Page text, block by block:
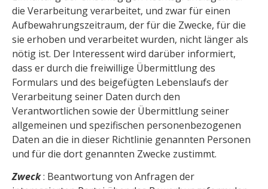
die Verarbeitung verarbeitet, und zwar für einen
Aufbewahrungszeitraum, der für die Zwecke, für die
sie erhoben und verarbeitet wurden, nicht länger als
nötig ist. Der Interessent wird darüber informiert,
dass er durch die freiwillige Übermittlung des
Formulars und des beigefügten Lebenslaufs der
Verarbeitung seiner Daten durch den
Verantwortlichen sowie der Übermittlung seiner
allgemeinen und spezifischen personenbezogenen
Daten an die in dieser Richtlinie genannten Personen
und für die dort genannten Zwecke zustimmt.
Zweck: Beantwortung von Anfragen der